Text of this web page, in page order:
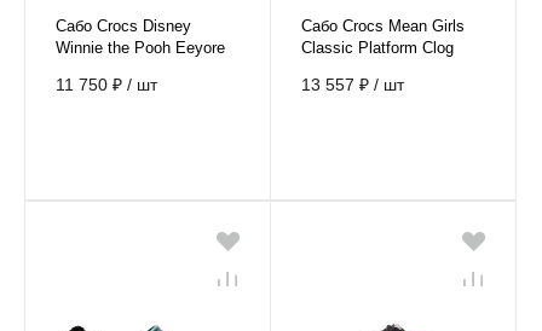
Сабо Crocs Disney
Winnie the Pooh Eeyore
11 750 ₽ / шт
Сабо Crocs Mean Girls
Classic Platform Clog
13 557 ₽ / шт